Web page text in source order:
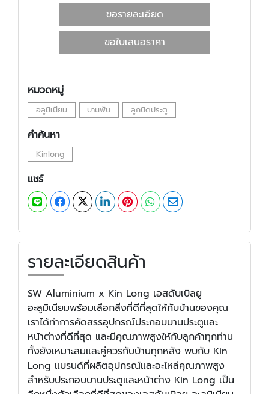
ขอรายละเอียด
ขอใบเสนอราคา
หมวดหมู่
อลูมิเนียม บานพับ ลูกบิดประตู
คำค้นหา
Kinlong
แชร์
รายละเอียดสินค้า
SW Aluminium x Kin Long เอสดับเบิลยู
อะลูมิเนียมพร้อมเลือกสิ่งที่ดีที่สุดให้กับบ้านของคุณ
เราได้ทำการคัดสรรอุปกรณ์ประกอบบานประตูและ
หน้าต่างที่ดีที่สุด และมีคุณภาพสูงให้กับลูกค้าทุกท่าน
ทั้งยังเหมาะสมและคู่ควรกับบ้านทุกหลัง พบกับ Kin
Long แบรนด์ที่ผลิตอุปกรณ์และอะไหล่คุณภาพสูง
สำหรับประกอบบานประตูและหน้าต่าง Kin Long เป็น